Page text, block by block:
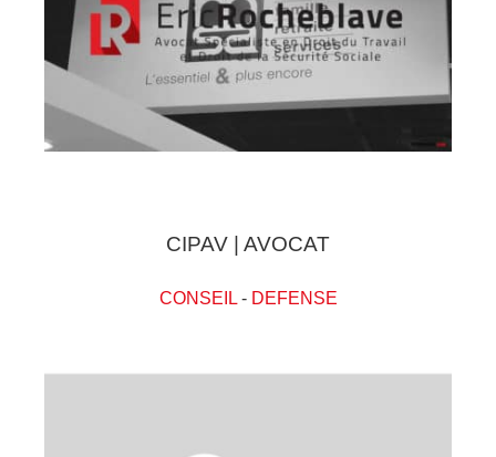
CIPAV | AVOCAT
CONSEIL- DEFENSE